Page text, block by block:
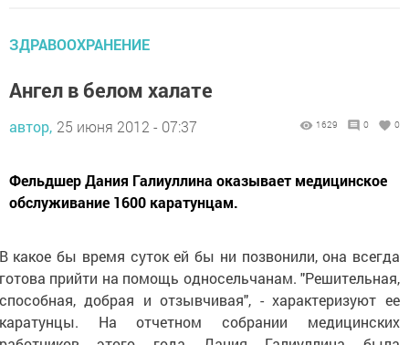
ЗДРАВООХРАНЕНИЕ
Ангел в белом халате
автор, 25 июня 2012 - 07:37 1629 0 0
Фельдшер Дания Галиуллина оказывает медицинское
обслуживание 1600 каратунцам.
какое бы время суток ей бы ни позвонили, она всегда
прийти на помощь односельчанам. "Решительная,
добрая и отзывчивая", - характеризуют ее
На отчетном собрании медицинских